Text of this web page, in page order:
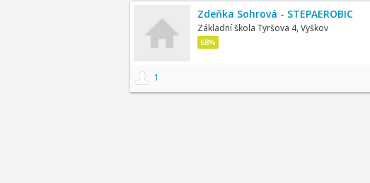
Zdeňka Sohrová - STEPAEROBIC
Základní škola Tyršova 4, Vyškov
68%
1